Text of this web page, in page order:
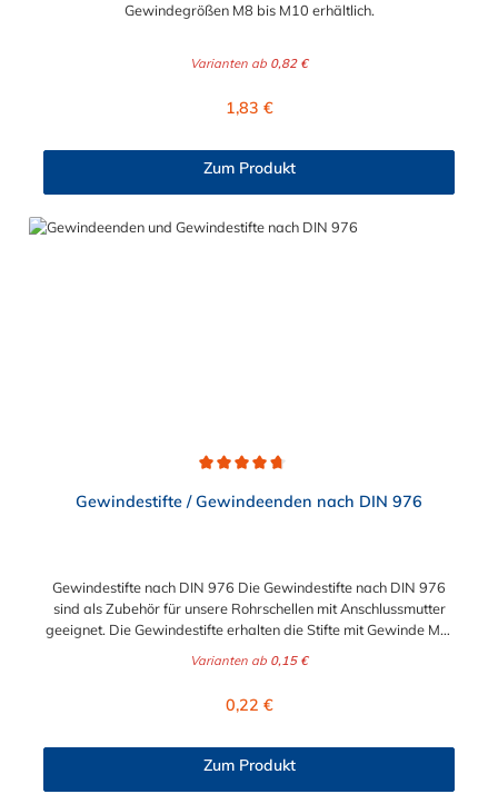
Gewindegrößen M8 bis M10 erhältlich.
Varianten ab 0,82 €
Regulärer Preis:
1,83 €
Zum Produkt
Gewindestifte / Gewindeenden nach DIN 976
Gewindestifte nach DIN 976 Die Gewindestifte nach DIN 976
sind als Zubehör für unsere Rohrschellen mit Anschlussmutter
geeignet. Die Gewindestifte erhalten die Stifte mit Gewinde M8,
Stahl verzinkt oder Edelstahl V2A.
Varianten ab 0,15 €
Regulärer Preis:
0,22 €
Zum Produkt